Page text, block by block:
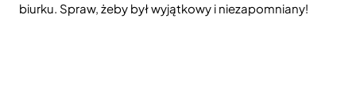
biurku. Spraw, żeby był wyjątkowy i niezapomniany!